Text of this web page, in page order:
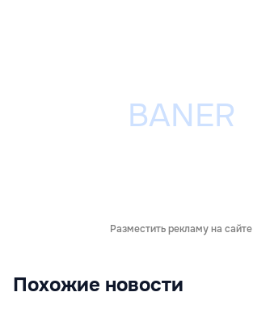
Разместить рекламу на сайте
Похожие новости